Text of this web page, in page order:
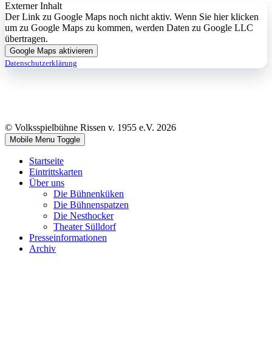
Externer Inhalt
Der Link zu Google Maps noch nicht aktiv. Wenn Sie hier klicken
um zu Google Maps zu kommen, werden Daten zu Google LLC
übertragen.
Google Maps aktivieren
Datenschutzerklärung
© Volksspielbühne Rissen v. 1955 e.V. 2026
Mobile Menu Toggle
Startseite
Eintrittskarten
Über uns
Die Bühnenküken
Die Bühnenspatzen
Die Nesthocker
Theater Sülldorf
Presseinformationen
Archiv